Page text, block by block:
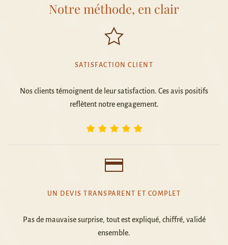
Notre méthode, en clair
SATISFACTION CLIENT
Nos clients témoignent de leur satisfaction. Ces avis positifs
reflètent notre engagement.
UN DEVIS TRANSPARENT ET COMPLET
Pas de mauvaise surprise, tout est expliqué, chiffré, validé
ensemble.